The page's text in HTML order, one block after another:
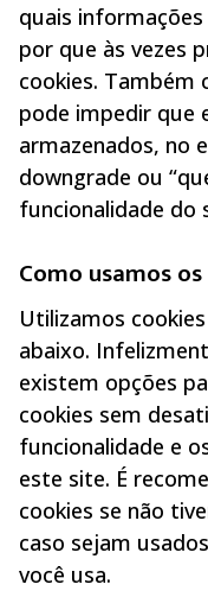
quais
por que às vezes
cookies. Também
pode impedir que
armazenados, no
downgrade ou
funcionalidade do
Como usamos
Utilizamos
abaixo.
existem opções
cookies sem
funcionalidade e
este site. É
cookies se não
caso sejam
você usa.